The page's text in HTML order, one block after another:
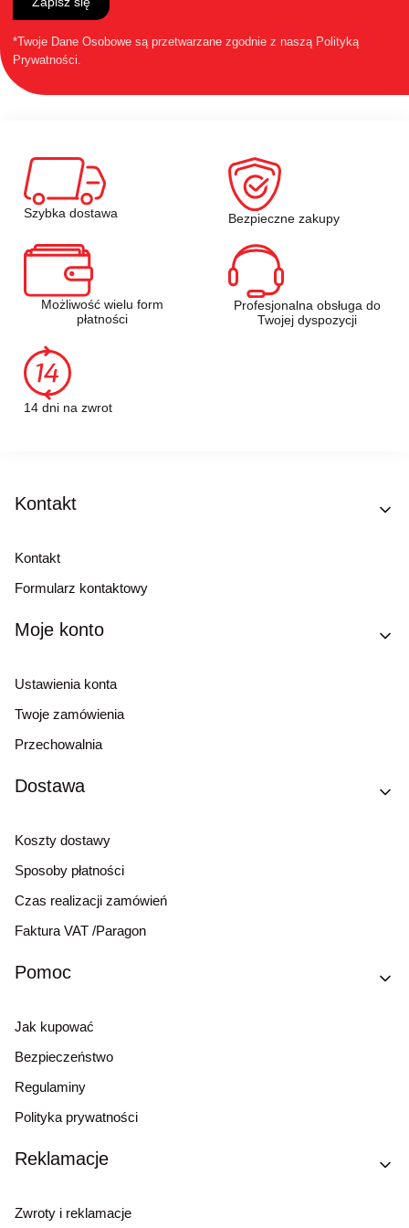
*Twoje Dane Osobowe są przetwarzane zgodnie z naszą Polityką
Prywatności.
Szybka dostawa Bezpieczne zakupy
Możliwość wielu form
płatności
Profesjonalna obsługa do
Twojej dyspozycji
14 dni na zwrot
Linki w stopce
Kontakt
Kontakt
Formularz kontaktowy
Moje konto
Ustawienia konta
Twoje zamówienia
Przechowalnia
Dostawa
Koszty dostawy
Sposoby płatności
Czas realizacji zamówień
Faktura VAT /Paragon
Pomoc
Jak kupować
Bezpieczeństwo
Regulaminy
Polityka prywatności
Reklamacje
Zwroty i reklamacje